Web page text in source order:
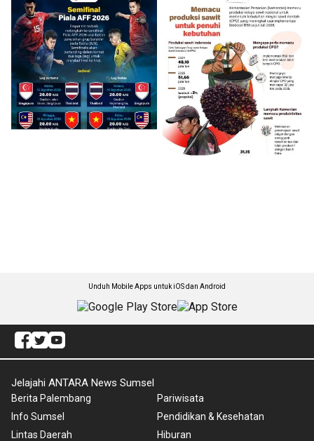
Unduh Mobile Apps untuk iOS dan Android
Jelajahi ANTARA News Sumsel
Berita Palembang
Info Sumsel
Lintas Daerah
Pariwisata
Pendidikan & Kesehatan
Hiburan